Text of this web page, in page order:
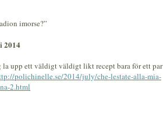
imorse?”
2014
la upp ett väldigt väldigt likt recept bara för ett par
polichinelle.se/2014/july/che-lestate-alla-mia-
2.html